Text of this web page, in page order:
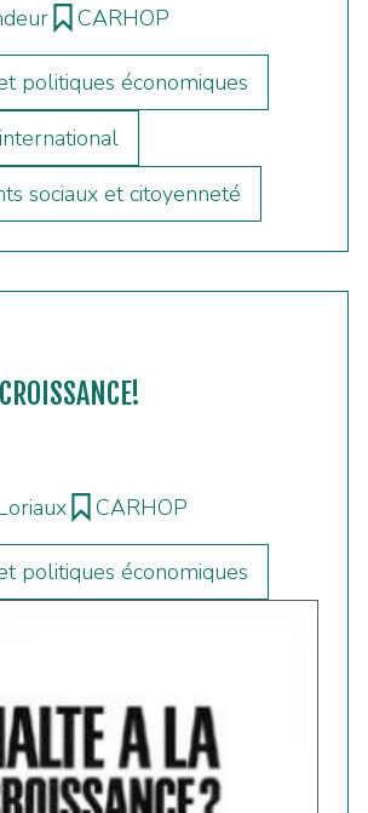
CARHOP
politiques économiques
sociaux et citoyenneté
CARHOP
politiques économiques